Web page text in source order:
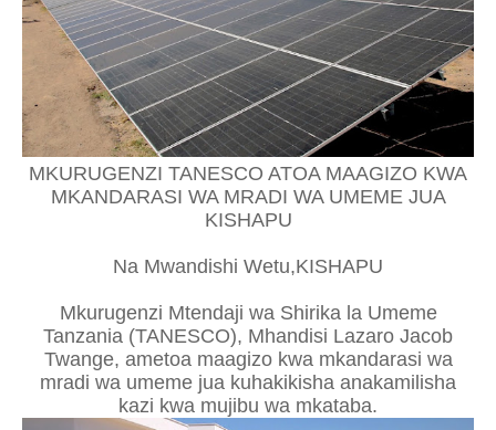
MKURUGENZI TANESCO ATOA MAAGIZO KWA
MKANDARASI WA MRADI WA UMEME JUA
KISHAPU
Na Mwandishi Wetu,KISHAPU
Mkurugenzi Mtendaji wa Shirika la Umeme
Tanzania (TANESCO), Mhandisi Lazaro Jacob
Twange, ametoa maagizo kwa mkandarasi wa
mradi wa umeme jua kuhakikisha anakamilisha
kazi kwa mujibu wa mkataba.